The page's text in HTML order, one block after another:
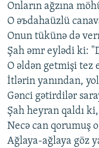
Onların ağzına
O əъdahaüzlü
Onun tükünə də
Şah əmr eylədi ki:
O əldən getmişi tez
İtlərin yanından,
Gənci gətirdilər
Şah heyran qaldı
Necə can qorumuş
Ağlaya-ağlaya göz